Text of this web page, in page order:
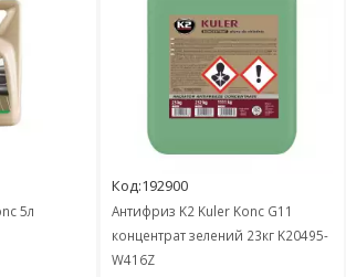
5л
Код:192900
Антифриз K2 Kuler Konc G11
концентрат зелений 23кг K20495-
W416Z